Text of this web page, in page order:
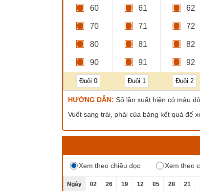
60 61 62
70 71 72
80 81 82
90 91 92
Đuôi 0 Đuôi 1 Đuôi 2
HƯỚNG DẪN: Số lần xuất hiện có màu
Vuốt sang trái, phải của bảng kết quả để
Xem theo chiều dọc Xem theo
Ngày
02
26
19
12
05
28
21